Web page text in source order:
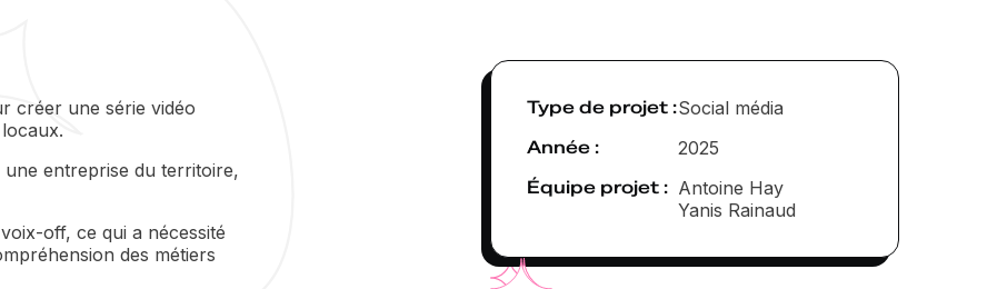
créer une série vidéo
entreprise du territoire,
off, ce qui a nécessité
des métiers
Type de projet :Social média
Année : 2025
Équipe projet : Antoine Hay
Yanis Rainaud